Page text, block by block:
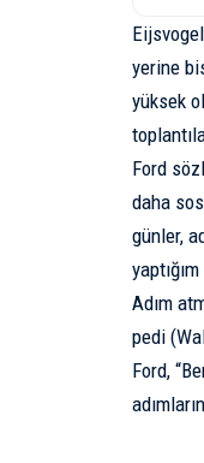
yerine
yüksek
Ford
daha
günler,
Adım
pedi
Ford,